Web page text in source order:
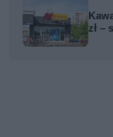
zł –